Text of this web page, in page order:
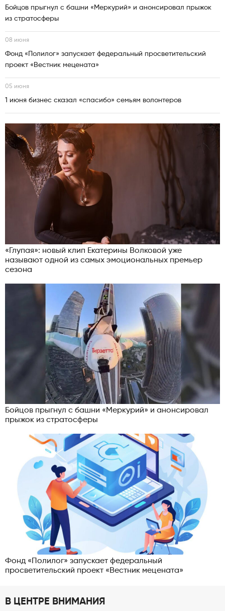
Бойцов прыгнул с башни «Меркурий» и анонсировал прыжок
из стратосферы
08 июня
Фонд «Полилог» запускает федеральный просветительский
проект «Вестник мецената»
05 июня
1 июня бизнес сказал «спасибо» семьям волонтеров
«Глупая»: новый клип Екатерины Волковой уже
называют одной из самых эмоциональных премьер
сезона
Бойцов прыгнул с башни «Меркурий» и анонсировал
прыжок из стратосферы
Фонд «Полилог» запускает федеральный
просветительский проект «Вестник мецената»
В ЦЕНТРЕ ВНИМАНИЯ